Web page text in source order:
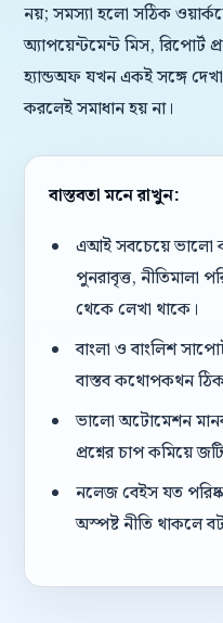
নয়; সমস্যা হলো সঠিক
অ্যাপয়েন্টমেন্ট মিস, রিপোর্ট
হ্যান্ডঅফ যখন একই সঙ্গে
করলেই সমাধান হয় না।
বাস্তবতা মনে রাখুন:
এআই সবচেয়ে ভালো
পুনরাবৃত্ত, নীতিমালা
থেকে লেখা থাকে।
বাংলা ও বাংলিশ
বাস্তব কথোপকথন
ভালো অটোমেশন
প্রশ্নের চাপ কমিয়ে
নলেজ বেইস যত
অস্পষ্ট নীতি থাকলে